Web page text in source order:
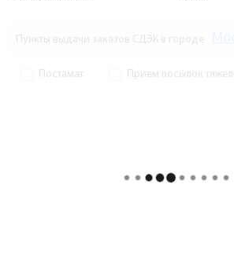
Пункты выдачи заказов СДЭК в городе
Постамат Прием посылок